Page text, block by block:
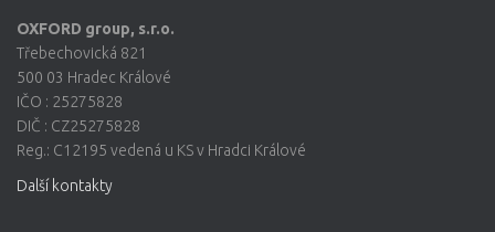
OXFORD group, s.r.o.
Třebechovická 821
500 03 Hradec Králové
IČO : 25275828
DIČ : CZ25275828
Reg.: C12195 vedená u KS v Hradci Králové
Další kontakty